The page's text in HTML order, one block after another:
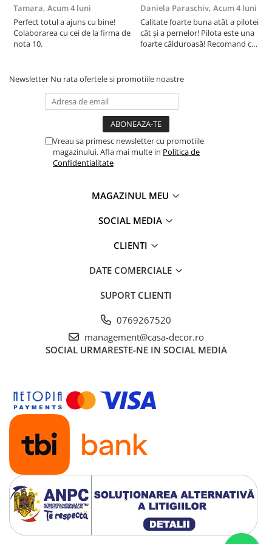
Produsele noastre se regasesc in casele a milioane de
romani. stim ca increderea aratata de clientii nostri se
obtine doar prin calitate fara compromis. De aceea
ridicate standarde europene.
Certificari: OEKO-TEX 100, ISO 9001, ISO 14001, OHSAS
beneficiile suplimentare ale sigurantei testate pentru
In acest fel, eticheta de testare ofera un instrument
produse textile. increderea in textile – un sinonim
international pentru productia de textile responsabil – de la
Tamara, Acum 4 luni
Perfect totul a ajuns cu bine!
Colaborarea cu cei de la firma de
nota 10.
Daniela Paraschiv, Acum 4 luni
Calitate foarte buna atât a pilotei
cât și a pernelor! Pilota este una
foarte călduroasă! Recomand cu
Newsletter Nu rata ofertele si promotiile noastre
Vreau sa primesc newsletter cu promotiile
magazinului. Afla mai multe in Politica de
Confidentialitate
MAGAZINUL MEU
SOCIAL MEDIA
CLIENTI
DATE COMERCIALE
SUPORT CLIENTI
0769267520
management@casa-decor.ro
SOCIAL URMARESTE-NE IN SOCIAL MEDIA